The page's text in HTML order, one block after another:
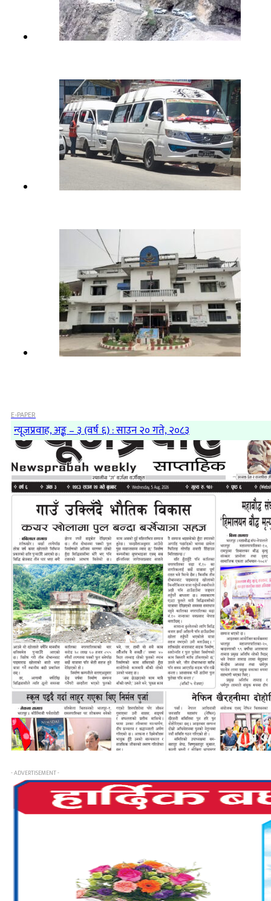
E-PAPER
न्यूजप्रवाह, अङ्क – ३ (वर्ष ६) : साउन २० गते, २०८३
- ADVERTISEMENT -